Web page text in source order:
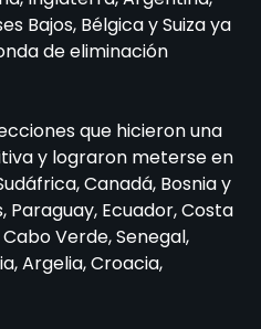
Bajos, Bélgica y Suiza ya
de eliminación
que hicieron una
y lograron meterse en
Canadá, Bosnia y
Paraguay, Ecuador, Costa
Verde, Senegal,
Argelia, Croacia,